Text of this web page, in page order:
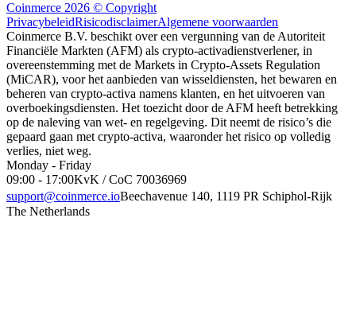
Coinmerce 2026 © Copyright
PrivacybeleidRisicodisclaimerAlgemene voorwaarden
Coinmerce B.V. beschikt over een vergunning van de Autoriteit
Financiële Markten (AFM) als crypto-activadienstverlener, in
overeenstemming met de Markets in Crypto-Assets Regulation
(MiCAR), voor het aanbieden van wisseldiensten, het bewaren en
beheren van crypto-activa namens klanten, en het uitvoeren van
overboekingsdiensten. Het toezicht door de AFM heeft betrekking
op de naleving van wet- en regelgeving. Dit neemt de risico’s die
gepaard gaan met crypto-activa, waaronder het risico op volledig
verlies, niet weg.
Monday - Friday
09:00 - 17:00KvK / CoC 70036969
support@coinmerce.ioBeechavenue 140, 1119 PR Schiphol-Rijk
The Netherlands